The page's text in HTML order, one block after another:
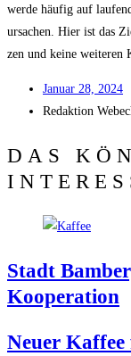
wer­de häu­fig auf
ur­sa­chen. Hier ist das
zen und kei­ne wei­te­ren
Janu­ar 28, 2024
Redak­ti­on
DAS
Stadt
Kooperation
Neu­er